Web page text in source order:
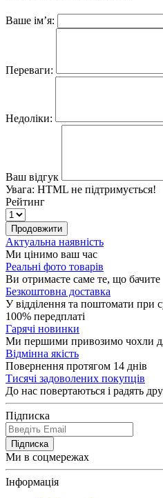
Ваше ім’я:
Переваги:
Недоліки:
Ваш відгук
Увага: HTML не підтримується!
Рейтинг
Продовжити
Актуальна наявність
Ми цінимо ваш час
Реальні фото товарів
Ви отримаєте саме те, що бачите
Безкоштовна доставка
У відділення та поштомати при
100% передплаті
Гарячі новинки
Ми першими привозимо чохли
Відмінна якість
Повернення протягом 14 днів
Тисячі задоволених покупців
До нас повертаються і радять
Підписка
Підписка
Ми в соцмережах
Інформація